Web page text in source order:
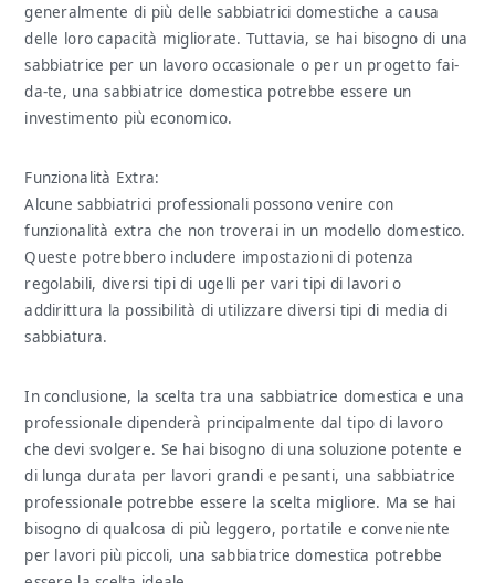
generalmente di più delle sabbiatrici domestiche a causa
delle loro capacità migliorate. Tuttavia, se hai bisogno di una
sabbiatrice per un lavoro occasionale o per un progetto fai-
da-te, una sabbiatrice domestica potrebbe essere un
investimento più economico.
Funzionalità Extra:
Alcune sabbiatrici professionali possono venire con
funzionalità extra che non troverai in un modello domestico.
Queste potrebbero includere impostazioni di potenza
regolabili, diversi tipi di ugelli per vari tipi di lavori o
addirittura la possibilità di utilizzare diversi tipi di media di
sabbiatura.
In conclusione, la scelta tra una sabbiatrice domestica e una
professionale dipenderà principalmente dal tipo di lavoro
che devi svolgere. Se hai bisogno di una soluzione potente e
di lunga durata per lavori grandi e pesanti, una sabbiatrice
professionale potrebbe essere la scelta migliore. Ma se hai
bisogno di qualcosa di più leggero, portatile e conveniente
per lavori più piccoli, una sabbiatrice domestica potrebbe